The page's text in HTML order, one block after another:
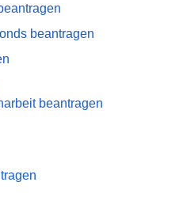
beantragen
beantragen